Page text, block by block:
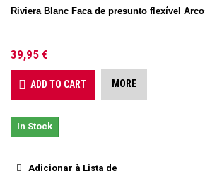
Riviera Blanc Faca de presunto flexível
39,95 €
ADD TO CART MORE
In Stock
Adicionar à Lista de